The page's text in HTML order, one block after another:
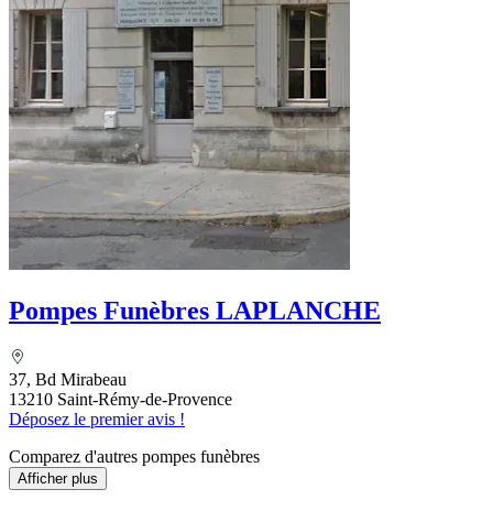
Pompes Funèbres LAPLANCHE
37, Bd Mirabeau
13210 Saint-Rémy-de-Provence
Déposez le premier avis !
Comparez d'autres pompes funèbres
Afficher plus